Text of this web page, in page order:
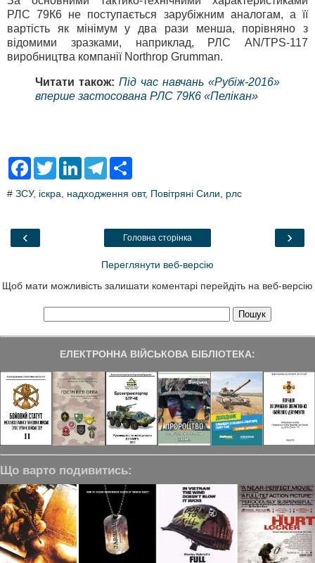
РЛС 79К6 не поступається зарубіжним аналогам, а її
вартість як мінімум у два рази менша, порівняно з
відомими зразками, наприклад, РЛС АN/ТРS-117
виробництва компанії Northrop Grumman.
Читати також: Під час навчань «Рубіж-2016»
вперше застосована РЛС 79К6 «Пелікан»
F
e
o
T
t
L
k
T
e
a
r
# ЗСУ, іскра надходження овт, Повітряні Сили рлс
‹ ›
Головна сторінка
Переглянути веб-версію
Щоб мати можливість залишати коментарі перейдіть на веб-версію
ЕЛЕКТРОННА ВІЙСЬКОВА БІБЛІОТЕКА:
Що варто подивитись: